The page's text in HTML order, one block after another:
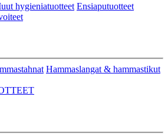
hygieniatuotteet Ensiaputuotteet
Hammaslangat & hammastikut